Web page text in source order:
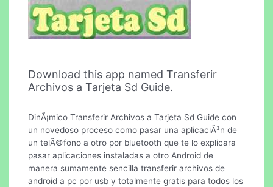
Download this app named Transferir
Archivos a Tarjeta Sd Guide.
DinÃ¡mico Transferir Archivos a Tarjeta Sd Guide con
un novedoso proceso como pasar una aplicaciÃ³n de
un telÃ©fono a otro por bluetooth que te lo explicara
pasar aplicaciones instaladas a otro Android de
manera sumamente sencilla transferir archivos de
android a pc por usb y totalmente gratis para todos los